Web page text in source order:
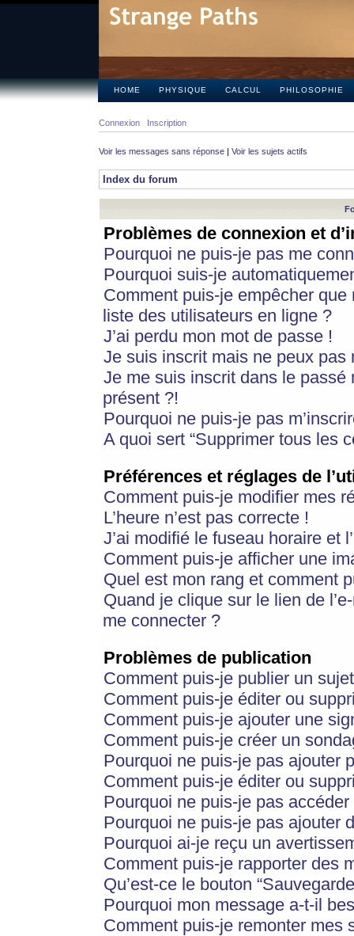
HOME PHYSIQUE CALCUL PHILOSOPHIE
Connexion Inscription
Voir les messages sans réponse | Voir les sujets actifs
Index du forum
Problèmes de connexion et
Pourquoi ne puis-je pas me
Pourquoi suis-je
Comment puis-je empêcher
liste des utilisateurs en ligne ?
J’ai perdu mon mot de passe !
Je suis inscrit mais ne peux pas
Je me suis inscrit dans le
présent ?!
Pourquoi ne puis-je pas
A quoi sert “Supprimer tous les
Préférences et réglages de
Comment puis-je modifier mes
L’heure n’est pas correcte !
J’ai modifié le fuseau horaire et
Comment puis-je afficher une
Quel est mon rang et comment
Quand je clique sur le lien de
me connecter ?
Problèmes de publication
Comment puis-je publier un
Comment puis-je éditer ou
Comment puis-je ajouter une
Comment puis-je créer un
Pourquoi ne puis-je pas ajouter
Comment puis-je éditer ou
Pourquoi ne puis-je pas
Pourquoi ne puis-je pas ajouter
Pourquoi ai-je reçu un
Comment puis-je rapporter des
Qu’est-ce le bouton
Pourquoi mon message a-t-il
Comment puis-je remonter mes